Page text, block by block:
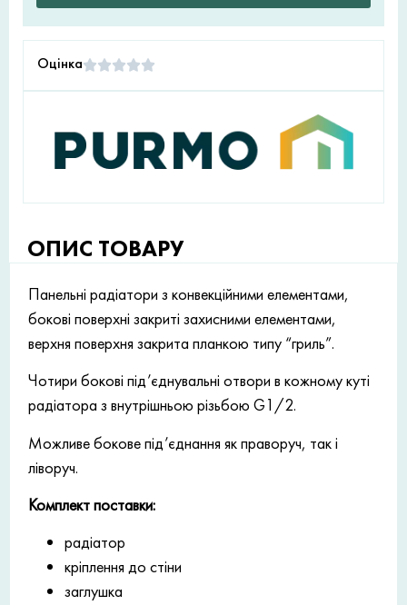
Оцінка
ОПИС ТОВАРУ
Панельні радіатори з конвекційними елементами,
бокові поверхні закриті захисними елементами,
верхня поверхня закрита планкою типу “гриль”.
Чотири бокові під’єднувальні отвори в кожному куті
радіатора з внутрішньою різьбою G1/2.
Можливе бокове під’єднання як праворуч, так і
ліворуч.
Комплект поставки:
радіатор
кріплення до стіни
заглушка